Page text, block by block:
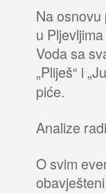
Na
u
Voda sa
„Pliješ“ i
piće.
Analize
O svim